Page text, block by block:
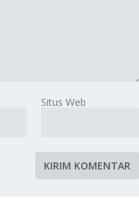
Situs Web